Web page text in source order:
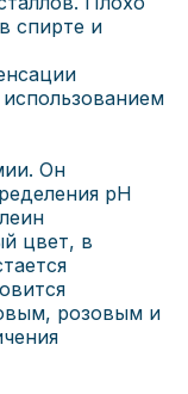
спирте и
Он
pH
цвет, в
розовым и